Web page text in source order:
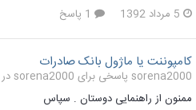
5 مرداد 1392
کامپوننت یا ماژول بانک صادرات
sorena2000 پاسخی برای sorena2000 در یک موضوع ارسال کرد در
ممنون از راهنمایی دوستان . سپاس